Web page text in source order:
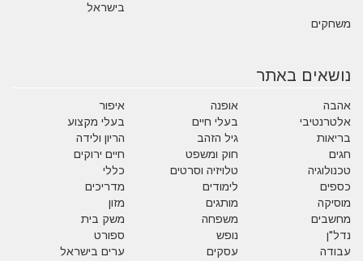
בישראל
משחקים
נושאים באתר
אהבה אופנה
איפור
אלטרנטיבי
בעלי חיים
בעלי מקצוע
בריאות
גיל הזהב
הריון ולידה
חגים
חוק ומשפט
חיים ירוקים
טכנולוגיה
טלויזיה וסרטים
כללי
כספים
לימודים
מדריכים
מוסיקה
מותגים
מזון
מחשבים
משפחה
משק בית
נדל"ן
נופש
ספורט
עבודה
עסקים ערים בישראל